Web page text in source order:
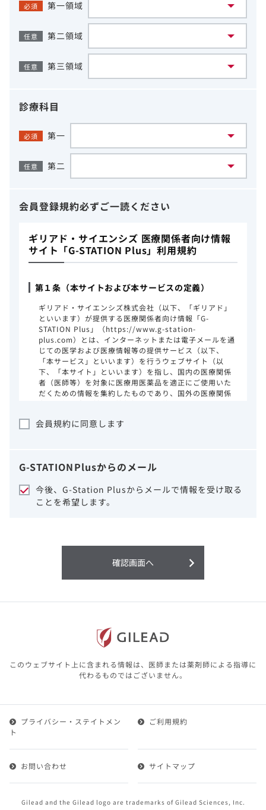
必須 第一領域
任意 第二領域
任意 第三領域
診療科目
必須 第一
任意 第二
会員登録規約必ずご一読ください
ギリアド・サイエンシズ 医療関係者向け情報
サイト「G-STATION Plus」利用規約
第１条（本サイトおよび本サービスの定義）
ギリアド・サイエンシズ株式会社（以下、「ギリアド」
といいます）が提供する医療関係者向け情報「G-
STATION Plus」（https://www.g-station-
plus.com）とは、インターネットまたは電子メールを通
じての医学および医療情報等の提供サービス（以下、
「本サービス」といいます）を行うウェブサイト（以
下、「本サイト」といいます）を指し、国内の医療関係
者（医師等）を対象に医療用医薬品を適正にご使用いた
だくための情報を集約したものであり、国外の医療関係
事項をご熟読いただき、同意された場合のみご利用くだ
ギリアドは、本サイトのコンテンツについて
細心の注意を払い、正確かつ最新の情報を提
供するように努力をしておりますが、正確
性、確実性、妥当性、有用性、ご利用になら
利用することまたは利用できなかったことよ
り生じる損害については一切の責任を負いか
含む）の情報は、その製品またはその製品の
本サイト内の情報は、医師その他医療関係者
が行なうべきアドバイスやサービスを提供す
るものではありません。本サイトに表示され
ている情報は、決して、医師その他医療関係
1.会員とは、医療関係者の方で、本サービスの利用規約
ービスに登録を申し込みギリアドがこれを承認した方を
いいます。
けることができます。
会員規約に同意します
G-STATIONPlusからのメール
今後、G-Station Plusからメールで情報を受け取る
ことを希望します。
確認画面へ
このウェブサイト上に含まれる情報は、医師または薬剤師による指導に
代わるものではございません。
Gilead and the Gilead logo are trademarks of Gilead Sciences, Inc.
プライバシー・ステイトメン
ト
ご利用規約
お問い合わせ サイトマップ